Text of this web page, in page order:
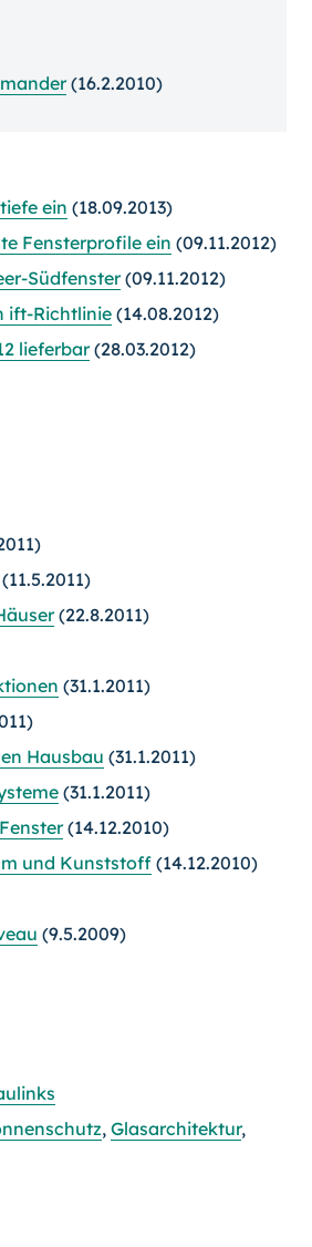
(16.2.2010)
ein (18.09.2013)
Fensterprofile ein (09.11.2012)
Südfenster(09.11.2012)
ift-Richtlinie (14.08.2012)
lieferbar(28.03.2012)
(11.5.2011)
(22.8.2011)
(31.1.2011)
Hausbau (31.1.2011)
(31.1.2011)
(14.12.2010)
und Kunststoff (14.12.2010)
(9.5.2009)
, Glasarchitektur,